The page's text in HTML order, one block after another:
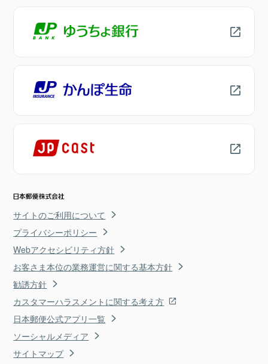
サイトのご利用について
プライバシーポリシー
Webアクセシビリティ方針
お客さま本位の業務運営に関する基本方針
勧誘方針
カスタマーハラスメントに関する考え方
日本郵便公式アプリ一覧
ソーシャルメディア
サイトマップ